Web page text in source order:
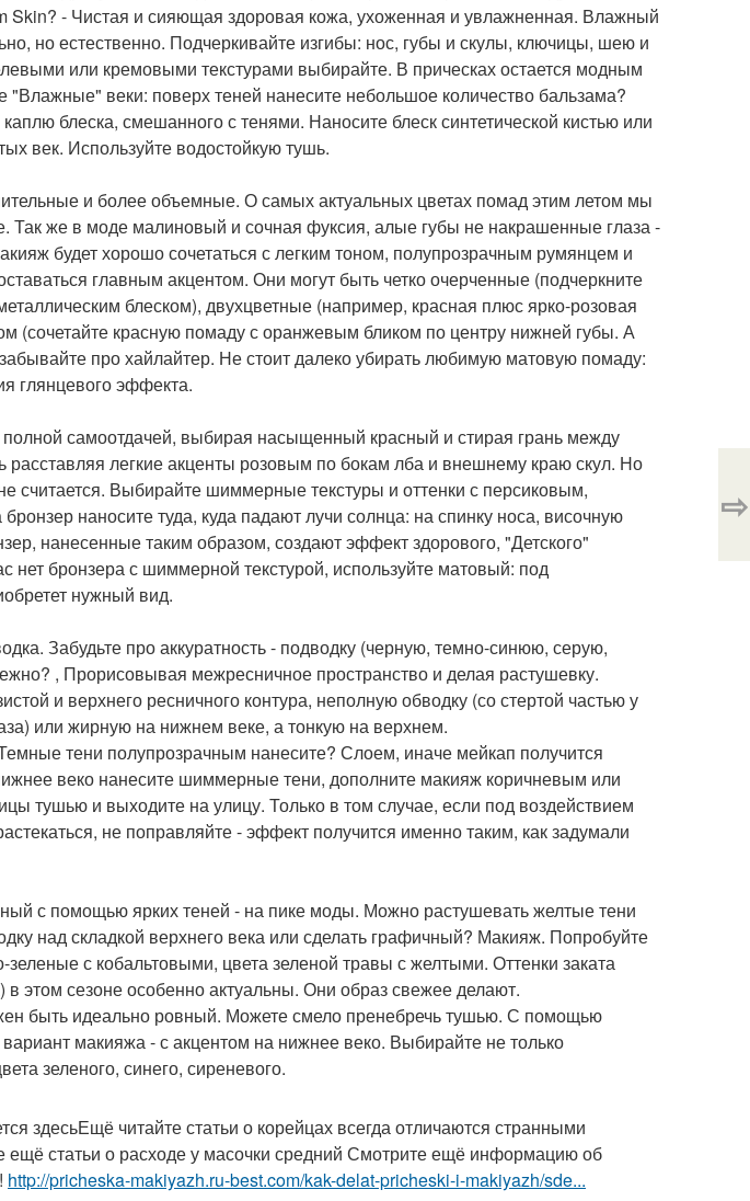
Skin? - Чистая и сияющая здоровая кожа, ухоженная и увлажненная. Влажный
но естественно. Подчеркивайте изгибы: нос, губы и скулы, ключицы, шею и
или кремовыми текстурами выбирайте. В прическах остается модным
веки: поверх теней нанесите небольшое количество бальзама?
блеска, смешанного с тенями. Наносите блеск синтетической кистью или
век. Используйте водостойкую тушь.
и более объемные. О самых актуальных цветах помад этим летом мы
Так же в моде малиновый и сочная фуксия, алые губы не накрашенные глаза -
будет хорошо сочетаться с легким тоном, полупрозрачным румянцем и
главным акцентом. Они могут быть четко очерченные (подчеркните
блеском), двухцветные (например, красная плюс ярко-розовая
(сочетайте красную помаду с оранжевым бликом по центру нижней губы. А
про хайлайтер. Не стоит далеко убирать любимую матовую помаду:
глянцевого эффекта.
самоотдачей, выбирая насыщенный красный и стирая грань между
легкие акценты розовым по бокам лба и внешнему краю скул. Но
считается. Выбирайте шиммерные текстуры и оттенки с персиковым,
наносите туда, куда падают лучи солнца: на спинку носа, височную
нанесенные таким образом, создают эффект здорового, "Детского"
нет бронзера с шиммерной текстурой, используйте матовый: под
нужный вид.
Забудьте про аккуратность - подводку (черную, темно-синюю, серую,
, Прорисовывая межресничное пространство и делая растушевку.
и верхнего ресничного контура, неполную обводку (со стертой частью у
или жирную на нижнем веке, а тонкую на верхнем.
тени полупрозрачным нанесите? Слоем, иначе мейкап получится
веко нанесите шиммерные тени, дополните макияж коричневым или
тушью и выходите на улицу. Только в том случае, если под воздействием
не поправляйте - эффект получится именно таким, как задумали
с помощью ярких теней - на пике моды. Можно растушевать желтые тени
над складкой верхнего века или сделать графичный? Макияж. Попробуйте
с кобальтовыми, цвета зеленой травы с желтыми. Оттенки заката
этом сезоне особенно актуальны. Они образ свежее делают.
быть идеально ровный. Можете смело пренебречь тушью. С помощью
макияжа - с акцентом на нижнее веко. Выбирайте не только
зеленого, синего, сиреневого.
здесьЕщё читайте статьи о корейцах всегда отличаются странными
статьи о расходе у масочки средний Смотрите ещё информацию об
http://pricheska-makiyazh.ru-best.com/kak-delat-pricheski-i-makiyazh/sde...
⇨